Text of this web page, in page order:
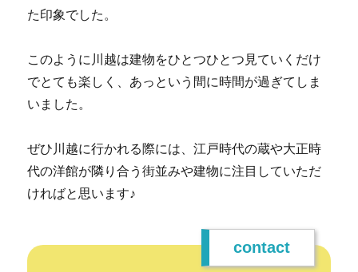
た印象でした。
このように川越は建物をひとつひとつ見ていくだけ
でとても楽しく、あっという間に時間が過ぎてしま
いました。
ぜひ川越に行かれる際には、江戸時代の蔵や大正時
代の洋館が隣り合う街並みや建物に注目していただ
ければと思います♪
contact